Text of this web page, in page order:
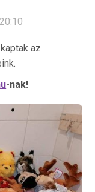
az
-nak!